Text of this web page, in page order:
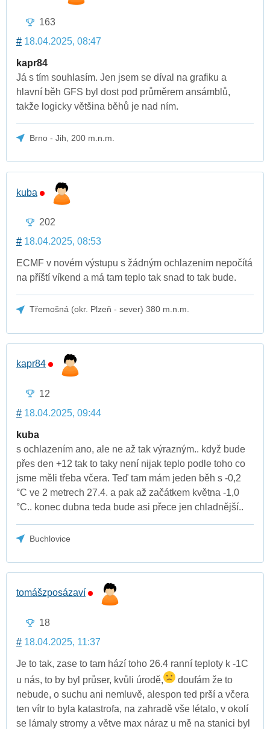
163
# 18.04.2025, 08:47
kapr84
Já s tím souhlasím. Jen jsem se díval na grafiku a
hlavní běh GFS byl dost pod průměrem ansámblů,
takže logicky většina běhů je nad ním.
Brno - Jih, 200 m.n.m.
kuba
202
# 18.04.2025, 08:53
ECMF v novém výstupu s žádným ochlazenim nepočítá
na příští víkend a má tam teplo tak snad to tak bude.
Třemošná (okr. Plzeň - sever) 380 m.n.m.
kapr84
12
# 18.04.2025, 09:44
kuba
s ochlazením ano, ale ne až tak výrazným.. když bude
přes den +12 tak to taky není nijak teplo podle toho co
jsme měli třeba včera. Teď tam mám jeden běh s -0,2
°C ve 2 metrech 27.4. a pak až začátkem května -1,0
°C.. konec dubna teda bude asi přece jen chladnější..
Buchlovice
tomášzposázaví
18
# 18.04.2025, 11:37
Je to tak, zase to tam hází toho 26.4 ranní teploty k -1C
u nás, to by byl průser, kvůli úrodě,
doufám že to
nebude, o suchu ani nemluvě, alespon ted prší a včera
ten vítr to byla katastrofa, na zahradě vše létalo, v okolí
se lámaly stromy a větve max náraz u mě na stanici byl